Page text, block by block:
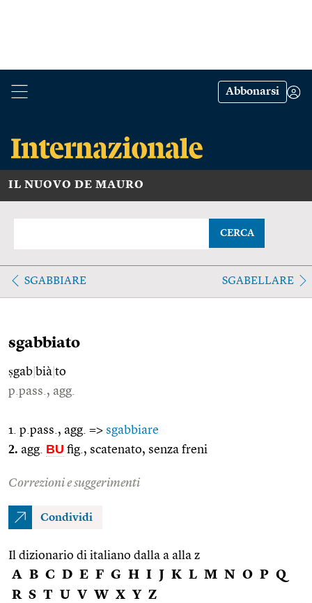
Abbonarsi
IL NUOVO DE MAURO
CERCA
SGABBIARE SGABELLARE
sgabbiato
ṣgab bià to
p.pass., agg.
1. p.pass., agg. => sgabbiare
2. agg. BU fig., scatenato, senza freni
Correzioni e suggerimenti
Condividi
Il dizionario di italiano dalla a alla z
A B C D E F G H I J K L M N O P Q
R S T U V W X Y Z